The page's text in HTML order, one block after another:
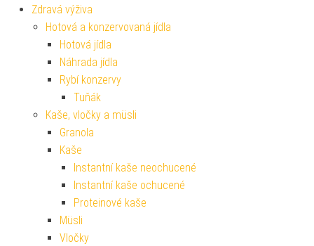
Zdravá výživa
Hotová a konzervovaná jídla
Hotová jídla
Náhrada jídla
Rybí konzervy
Tuňák
Kaše, vločky a müsli
Granola
Kaše
Instantní kaše neochucené
Instantní kaše ochucené
Proteinové kaše
Müsli
Vločky